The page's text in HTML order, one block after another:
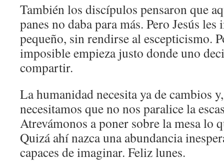
También los discípulos pensaron que
panes no daba para más. Pero Jesús
pequeño, sin rendirse al escepticismo.
imposible empieza justo donde uno
compartir.
La humanidad necesita ya de cambios
necesitamos que no nos paralice la
Atrevámonos a poner sobre la mesa lo
Quizá ahí nazca una abundancia
capaces de imaginar. Feliz lunes.